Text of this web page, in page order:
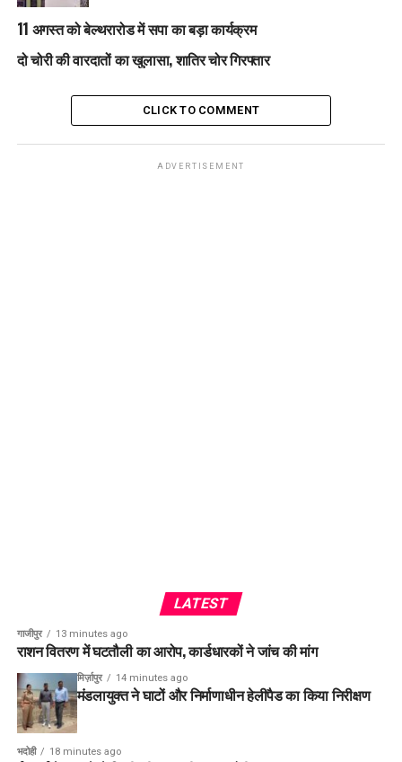
11 अगस्त को बेल्थरारोड में सपा का बड़ा कार्यक्रम
दो चोरी की वारदातों का खुलासा, शातिर चोर गिरफ्तार
CLICK TO COMMENT
ADVERTISEMENT
LATEST
गाजीपुर 13 minutes ago
राशन वितरण में घटतौली का आरोप, कार्डधारकों ने जांच की मांग
मिर्ज़ापुर 14 minutes ago
मंडलायुक्त ने घाटों और निर्माणाधीन हेलीपैड का किया निरीक्षण
भदोही 18 minutes ago